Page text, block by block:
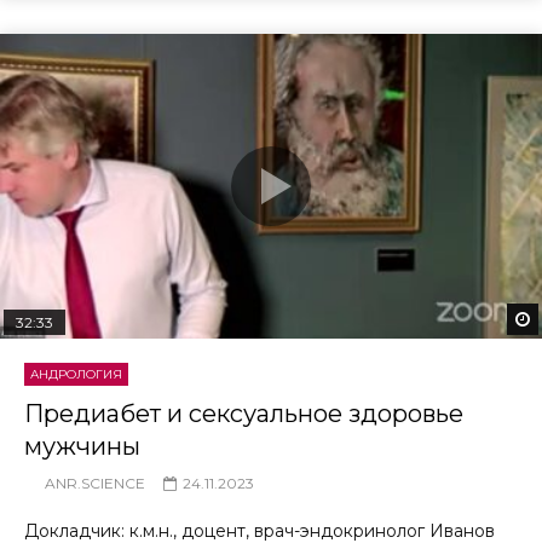
32:33
АНДРОЛОГИЯ
Предиабет и сексуальное здоровье
мужчины
ANR.SCIENCE 24.11.2023
Докладчик: к.м.н., доцент, врач-эндокринолог Иванов